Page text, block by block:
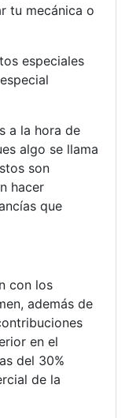
tu mecánica o
especiales
a la hora de
algo se llama
son
hacer
que
con los
además de
en el
del 30%
de la